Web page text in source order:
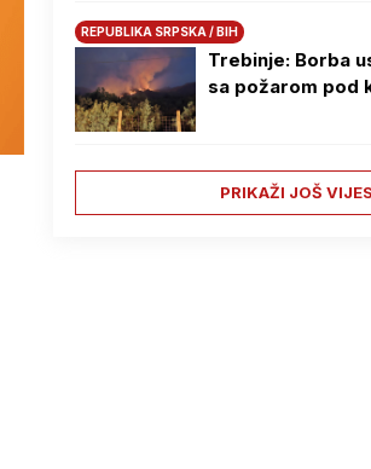
REPUBLIKA SRPSKA / BIH
Trebinje: Borba
sa požarom pod
PRIKAŽI JOŠ